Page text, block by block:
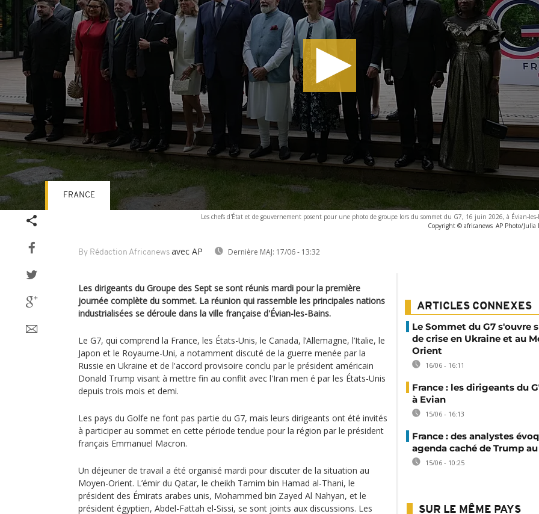
Les chefs d'État et de gouvernement posent pour une photo de groupe lors du sommet du G7, 16 juin 2026, à Évian-les-
Copyright © africanews AP Photo/Julia
By Rédaction Africanews avec AP Dernière MAJ: 17/06 - 13:32
FRANCE
Les dirigeants du Groupe des Sept se sont réunis mardi pour la première
journée complète du sommet. La réunion qui rassemble les principales nations
industrialisées se déroule dans la ville française d'Évian-les-Bains.
Le G7, qui comprend la France, les États-Unis, le Canada, l’Allemagne, l’Italie, le
Japon et le Royaume-Uni, a notamment discuté de la guerre menée par la
Russie en Ukraine et de l'accord provisoire conclu par le président américain
Donald Trump visant à mettre fin au conflit avec l'Iran men é par les États-Unis
depuis trois mois et demi.
Les pays du Golfe ne font pas partie du G7, mais leurs dirigeants ont été invités
à participer au sommet en cette période tendue pour la région par le président
français Emmanuel Macron.
Un déjeuner de travail a été organisé mardi pour discuter de la situation au
Moyen-Orient. L’émir du Qatar, le cheikh Tamim bin Hamad al-Thani, le
président des Émirats arabes unis, Mohammed bin Zayed Al Nahyan, et le
président égyptien, Abdel-Fattah el-Sissi, se sont joints aux discussions. Les
ARTICLES CONNEXES
Le Sommet du G7 s'ouvre
de crise en Ukraine et au
Orient
16/06 - 16:11
France : les dirigeants du
à Evian
15/06 - 16:13
France : des analystes
agenda caché de Trump au
15/06 - 10:25
SUR LE MÊME PAYS